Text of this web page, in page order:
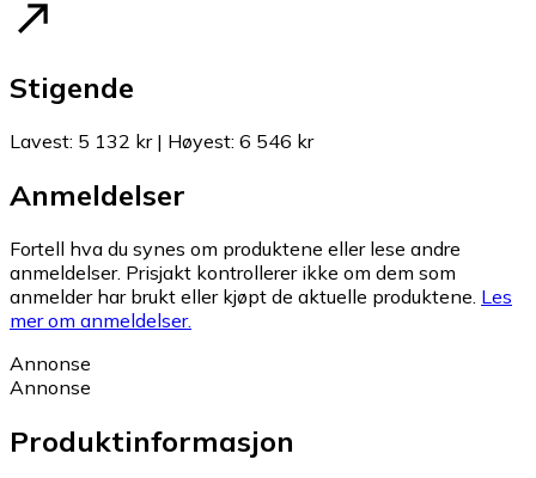
Stigende
Lavest: 5 132 kr| Høyest: 6 546 kr
Anmeldelser
Fortell hva du synes om produktene eller lese andre
anmeldelser. Prisjakt kontrollerer ikke om dem som
anmelder har brukt eller kjøpt de aktuelle produktene. Les
mer om anmeldelser.
Annonse
Annonse
Produktinformasjon